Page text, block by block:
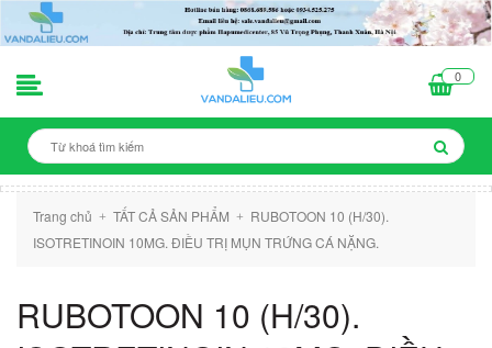
0
Trang chủ + TẤT CẢ SẢN PHẨM +
RUBOTOON 10 (H/30).
ISOTRETINOIN 10MG. ĐIỀU TRỊ MỤN TRỨNG CÁ NẶNG.
RUBOTOON 10 (H/30).